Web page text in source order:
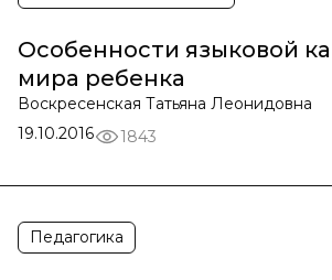
Особенности языковой
мира ребенка
Воскресенская Татьяна Леонидовна
19.10.2016
1843
Педагогика